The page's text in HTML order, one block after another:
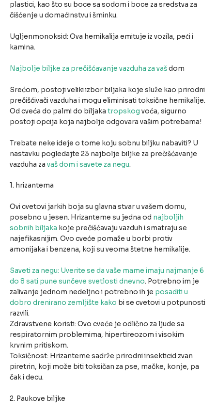
plastici, kao što su boce sa sodom i boce za sredstva za
čišćenje u domaćinstvu i šminku.
Ugljenmonoksid: Ova hemikalija emituje iz vozila, peći i
kamina.
Najbolje biljke za prečišćavanje vazduha za vašdom
Srećom, postoji veliki izbor biljaka koje služe kao prirodni
prečišćivači vazduha i mogu eliminisati toksične hemikalije.
Od cveća do palmi do biljaka tropskog voća, sigurno
postoji opcija koja najbolje odgovara vašim potrebama!
Trebate neke ideje o tome koju sobnu biljku nabaviti? U
nastavku pogledajte 23 najbolje biljke za prečišćavanje
vazduha za vaš dom i savete za negu.
1. hrizantema
Ovi cvetovi jarkih boja su glavna stvar u vašem domu,
posebno u jesen. Hrizanteme su jedna od najboljih
sobnih biljaka koje prečišćavaju vazduh i smatraju se
najefikasnijim. Ovo cveće pomaže u borbi protiv
amonijaka i benzena, koji su veoma štetne hemikalije.
Saveti za negu: Uverite se da vaše mame imaju najmanje 6
do 8 sati pune sunčeve svetlosti dnevno. Potrebno im je
zalivanje jednom nedeljno i potrebno ih je posaditi u
dobro drenirano zemljište kako bi se cvetovi u potpunosti
razvili.
Zdravstvene koristi: Ovo cveće je odlično za ljude sa
respiratornim problemima, hipertireozom i visokim
krvnim pritiskom.
Toksičnost: Hrizanteme sadrže prirodni insekticid zvan
piretrin, koji može biti toksičan za pse, mačke, konje, pa
čak i decu.
2. Paukove biljke